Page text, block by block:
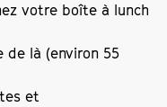
votre boîte à lunch
de là (environ 55
et